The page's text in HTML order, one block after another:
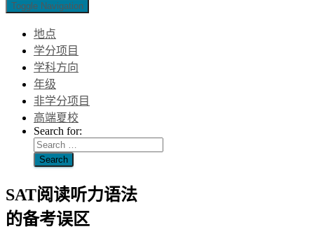
Toggle Navigation
地点
学分项目
学科方向
年级
非学分项目
高端夏校
Search for:
SAT阅读听力语法
的备考误区